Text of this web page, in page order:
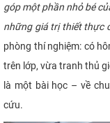
góp một phần nhỏ bé
những giá trị thiết thực
phòng thí nghiệm: có
trên lớp, vừa tranh thủ
là một bài học – về
cứu.